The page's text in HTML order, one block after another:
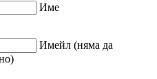
Име
Имейл (няма да